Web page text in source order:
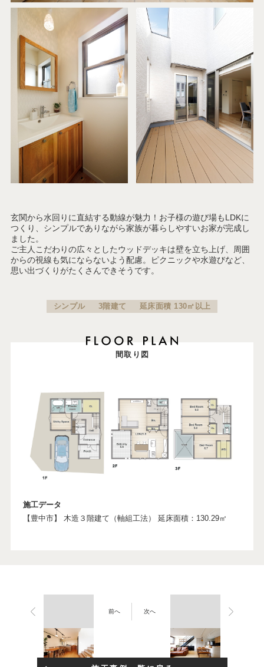
玄関から水回りに直結する動線が魅力！お子様の遊び場もLDKに
つくり、シンプルでありながら家族が暮らしやすいお家が完成し
ました。
ご主人こだわりの広々としたウッドデッキは壁を立ち上げ、周囲
からの視線も気にならないよう配慮。ピクニックや水遊びなど、
思い出づくりがたくさんできそうです。
シンプル 3階建て 延床面積 130㎡以上
間取り図
施工データ
【豊中市】 木造３階建て（軸組工法） 延床面積：130.29㎡
前へ 次へ